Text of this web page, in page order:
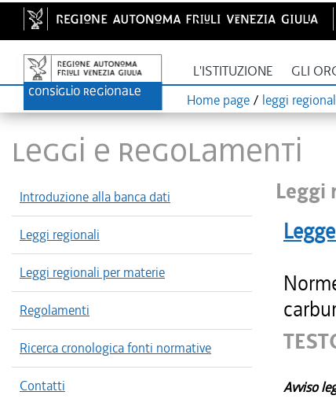
L'ISTITUZIONE GLI
Home page / leggi
LEGGI E REGOLAMENTI
Introduzione alla banca dati
Leggi regionali
Leggi regionali per materie
Regolamenti
Ricerca cronologica fonti normative
Contatti
Leggi
Avviso